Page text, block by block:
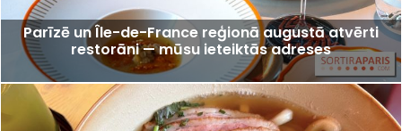
Parīzē un Île-de-France reģionā augustā atvērti
restorāni — mūsu ieteiktās adreses